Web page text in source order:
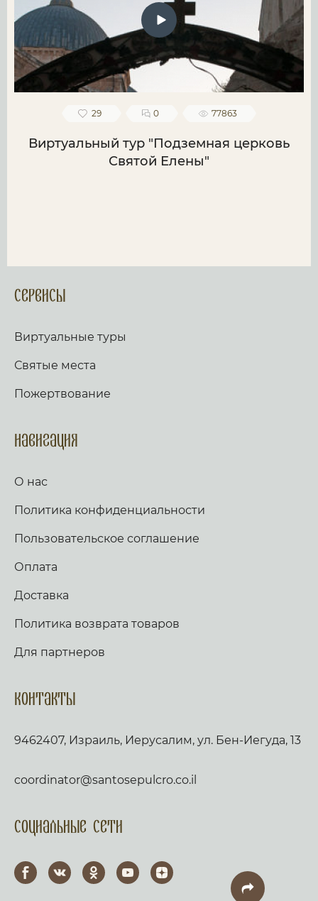
29 0 77863
Виртуальный тур "Подземная церковь
Святой Елены"
Сервисы
Виртуальные туры
Святые места
Пожертвование
Навигация
О нас
Политика конфиденциальности
Пользовательское соглашение
Оплата
Доставка
Политика возврата товаров
Для партнеров
Контакты
9462407, Израиль, Иерусалим, ул. Бен-Иегуда, 13
coordinator@santosepulcro.co.il
Социальные сети